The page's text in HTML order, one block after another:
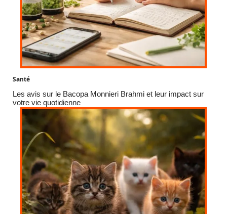
Santé
Les avis sur le Bacopa Monnieri Brahmi et leur impact sur
votre vie quotidienne